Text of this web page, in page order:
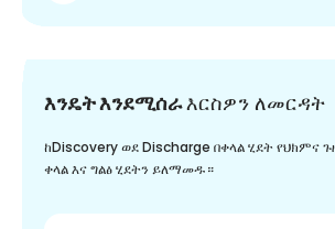
እንዴት እንደሚሰራእርስዎን ለመርዳት
ከDiscovery ወደ Discharge በቀላል ሂደት የህክምና
ቀላል እና ግልፅ ሂደትን ይለማመዱ።